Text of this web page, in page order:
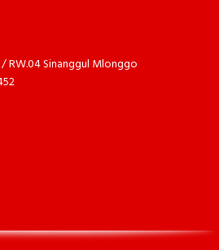
/ RW.04 Sinanggul Mlonggo